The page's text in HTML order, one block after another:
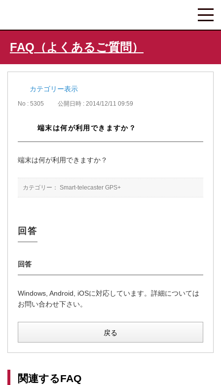
FAQ（よくあるご質問）
カテゴリー表示
No : 5305 公開日時 : 2014/12/11 09:59
端末は何が利用できますか？
端末は何が利用できますか？
カテゴリー： Smart-telecaster GPS+
Windows, Android, iOSに対応しています。詳細については
お問い合わせ下さい。
戻る
関連するFAQ